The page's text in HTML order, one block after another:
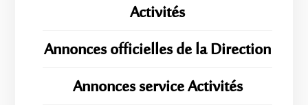
Activités
Annonces officielles de la Direction
Annonces service Activités